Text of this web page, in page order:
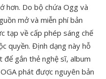
hơn. Do bộ chứa Ogg và
mở và miễn phí bản
tạp về cấp phép sáng chế
quyền. Định dạng này hỗ
gắn thẻ nghệ sĩ, album
phát được nguyên bản